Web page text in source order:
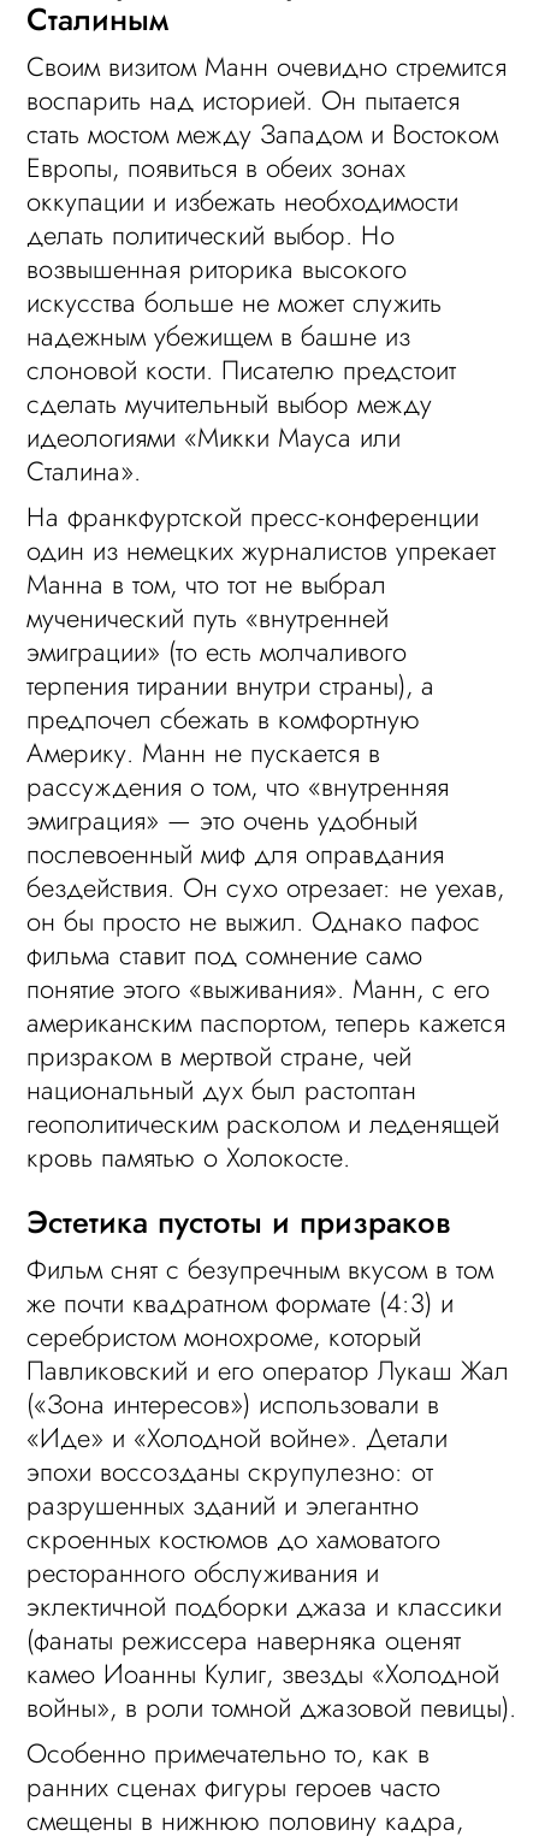
Сталиным
Своим визитом Манн очевидно стремится
воспарить над историей. Он пытается
стать мостом между Западом и Востоком
Европы, появиться в обеих зонах
оккупации и избежать необходимости
делать политический выбор. Но
возвышенная риторика высокого
искусства больше не может служить
надежным убежищем в башне из
слоновой кости. Писателю предстоит
сделать мучительный выбор между
идеологиями «Микки Мауса или
Сталина».
На франкфуртской пресс-конференции
один из немецких журналистов упрекает
Манна в том, что тот не выбрал
мученический путь «внутренней
эмиграции» (то есть молчаливого
терпения тирании внутри страны), а
предпочел сбежать в комфортную
Америку. Манн не пускается в
рассуждения о том, что «внутренняя
эмиграция» — это очень удобный
послевоенный миф для оправдания
бездействия. Он сухо отрезает: не уехав,
он бы просто не выжил. Однако пафос
фильма ставит под сомнение само
понятие этого «выживания». Манн, с его
американским паспортом, теперь кажется
призраком в мертвой стране, чей
национальный дух был растоптан
геополитическим расколом и леденящей
кровь памятью о Холокосте.
Эстетика пустоты и призраков
Фильм снят с безупречным вкусом в том
же почти квадратном формате (4:3) и
серебристом монохроме, который
Павликовский и его оператор Лукаш Жал
(«Зона интересов») использовали в
«Иде» и «Холодной войне». Детали
эпохи воссозданы скрупулезно: от
разрушенных зданий и элегантно
скроенных костюмов до хамоватого
ресторанного обслуживания и
эклектичной подборки джаза и классики
(фанаты режиссера наверняка оценят
камео Иоанны Кулиг, звезды «Холодной
войны», в роли томной джазовой певицы).
Особенно примечательно то, как в
ранних сценах фигуры героев часто
смещены в нижнюю половину кадра,